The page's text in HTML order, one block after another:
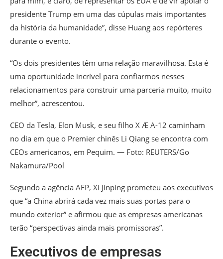
presidente Trump em uma das cúpulas mais importantes
da história da humanidade”, disse Huang aos repórteres
durante o evento.
“Os dois presidentes têm uma relação maravilhosa. Esta é
uma oportunidade incrível para confiarmos nesses
relacionamentos para construir uma parceria muito, muito
melhor”, acrescentou.
CEO da Tesla, Elon Musk, e seu filho X Æ A-12 caminham
no dia em que o Premier chinês Li Qiang se encontra com
CEOs americanos, em Pequim. — Foto: REUTERS/Go
Nakamura/Pool
Segundo a agência AFP, Xi Jinping prometeu aos executivos
que “a China abrirá cada vez mais suas portas para o
mundo exterior” e afirmou que as empresas americanas
terão “perspectivas ainda mais promissoras”.
Executivos de empresas